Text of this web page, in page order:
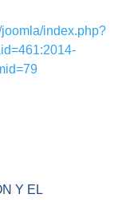
index.php?
Y EL